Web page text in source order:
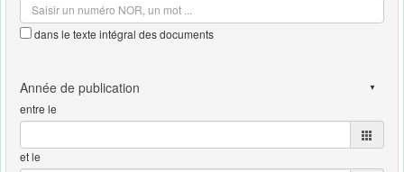
dans le texte intégral des documents
entre le
et le